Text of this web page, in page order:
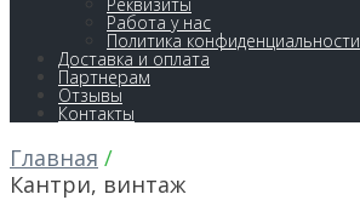
Работа у нас
Политика конфиденциальности
Доставка и оплата
Партнерам
Отзывы
Контакты
Главная /
Кантри, винтаж